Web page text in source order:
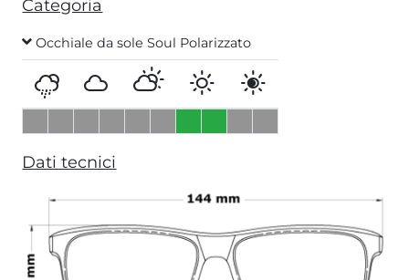
Categoria
Occhiale da sole Soul Polarizzato
Dati tecnici